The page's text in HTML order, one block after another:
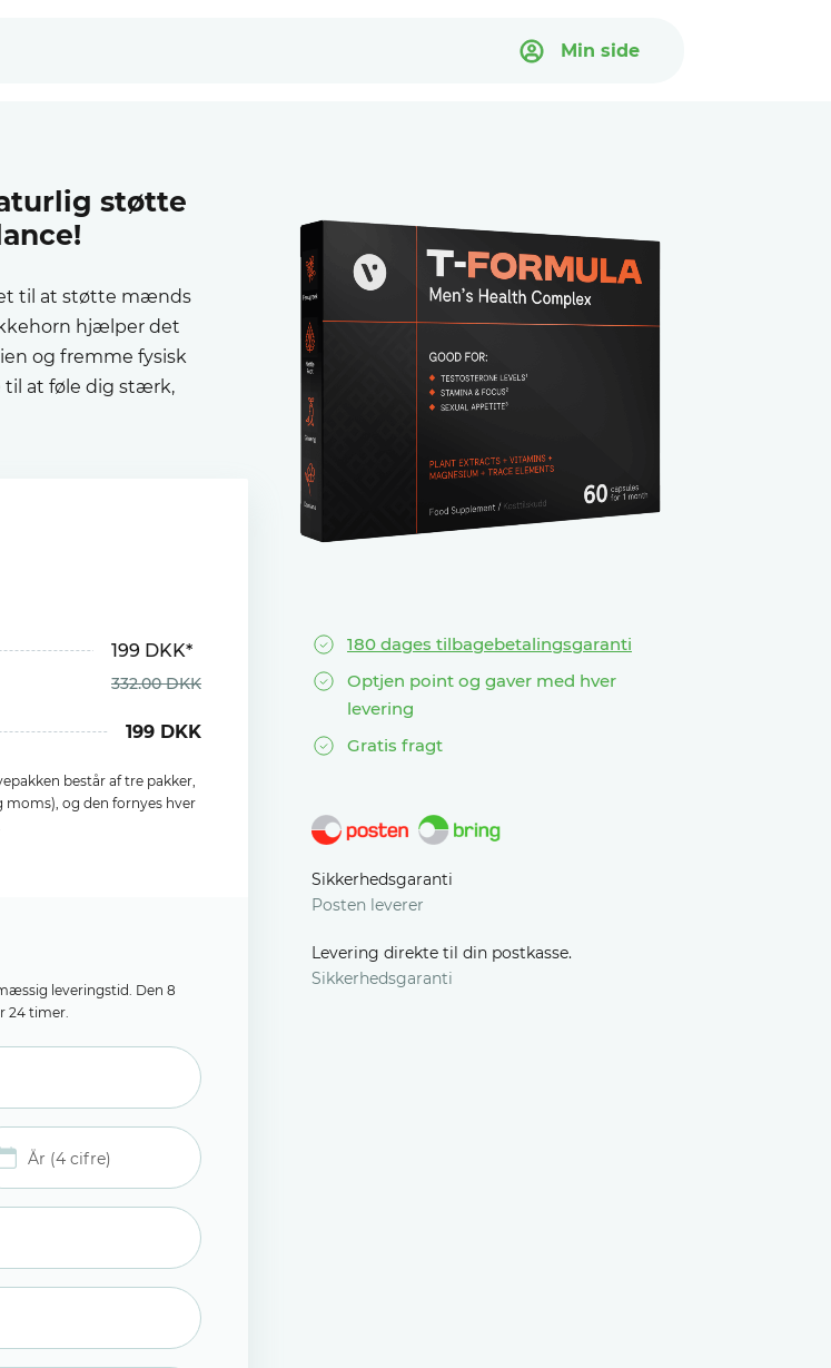
Min side
støtte
til at støtte mænds
hjælper det
og fremme fysisk
til at føle dig stærk,
199 DKK*
332.00 DKK
199 DKK
består af tre pakker,
moms), og den fornyes hver
leveringstid. Den 8
24 timer.
180 dages tilbagebetalingsgaranti
Optjen point og gaver med hver
levering
Gratis fragt
Sikkerhedsgaranti
Posten leverer
Levering direkte til din postkasse.
Sikkerhedsgaranti